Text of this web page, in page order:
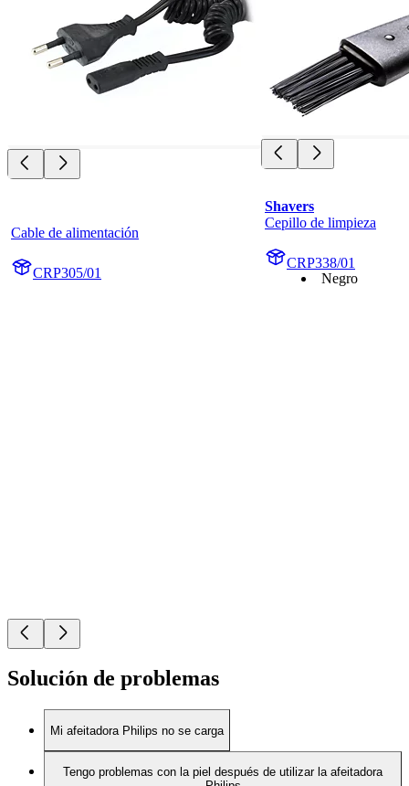
Cable de alimentación
CRP305/01
Shavers
Cepillo de limpieza
CRP338/01
Negro
Solución de problemas
Mi afeitadora Philips no se carga
Tengo problemas con la piel después de utilizar la afeitadora